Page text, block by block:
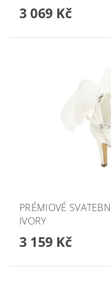
3 069 Kč
PRÉMIOVÉ
IVORY
3 159 Kč